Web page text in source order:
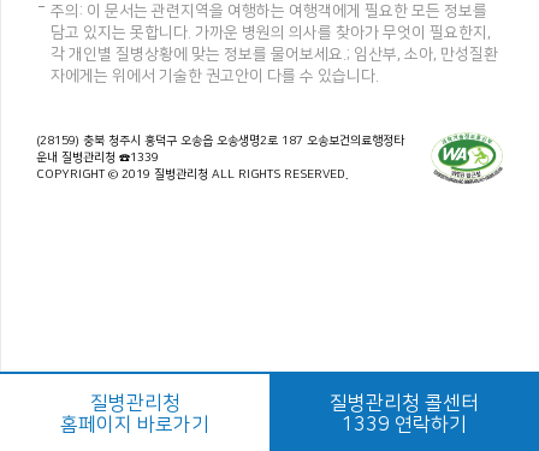
주의: 이 문서는 관련지역을 여행하는 여행객에게 필요한 모든 정보를
담고 있지는 못합니다. 가까운 병원의 의사를 찾아가 무엇이 필요한지,
각 개인별 질병상황에 맞는 정보를 물어보세요.; 임산부, 소아, 만성질환
자에게는 위에서 기술한 권고안이 다를 수 있습니다.
(28159) 충북 청주시 흥덕구 오송읍 오송생명2로 187 오송보건의료행정타
운내 질병관리청 ☎1339
COPYRIGHT © 2019 질병관리청 ALL RIGHTS RESERVED.
질병관리청
홈페이지 바로가기
질병관리청 콜센터
1339 연락하기